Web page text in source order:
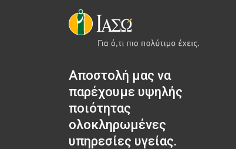
Αποστολή μας να
παρέχουμε υψηλής
ποιότητας
ολοκληρωμένες
υπηρεσίες υγείας.